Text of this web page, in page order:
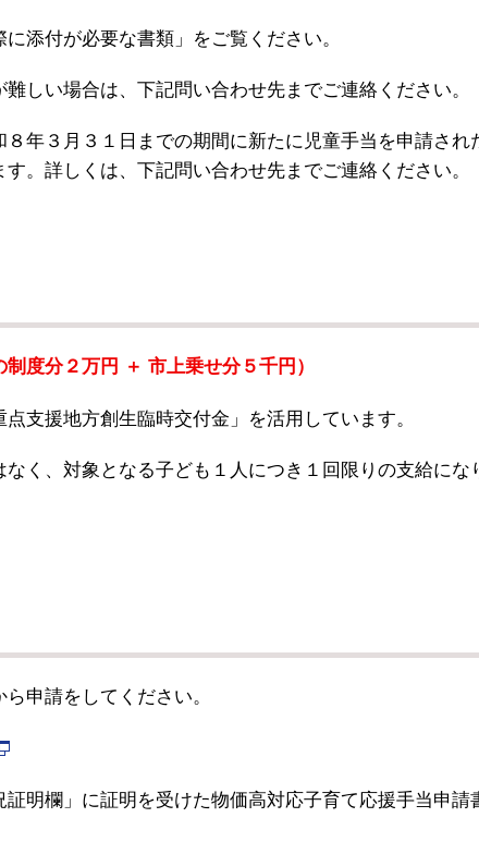
添付が必要な書類」をご覧ください。
しい場合は、下記問い合わせ先までご連絡ください。
年３月３１日までの期間に新たに児童手当を申請され
。詳しくは、下記問い合わせ先までご連絡ください。
度分２万円 ＋ 市上乗せ分５千円）
支援地方創生臨時交付金」を活用しています。
く、対象となる子ども１人につき１回限りの支給にな
申請をしてください。
明欄」に証明を受けた物価高対応子育て応援手当申請